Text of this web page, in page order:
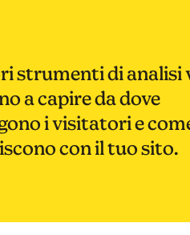
strumenti di analisi
a capire da dove
i visitatori e
con il tuo sito.